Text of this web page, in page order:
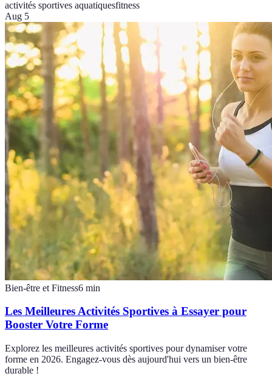
activités sportives aquatiquesfitness
Aug 5
Bien-être et Fitness6 min
Les Meilleures Activités Sportives à Essayer pour
Booster Votre Forme
Explorez les meilleures activités sportives pour dynamiser votre
forme en 2026. Engagez-vous dès aujourd'hui vers un bien-être
durable !